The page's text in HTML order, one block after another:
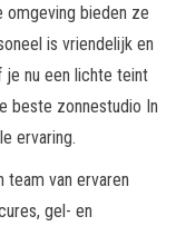
omgeving bieden ze
is vriendelijk en
je nu een lichte teint
beste zonnestudio In
ervaring.
team van ervaren
gel- en